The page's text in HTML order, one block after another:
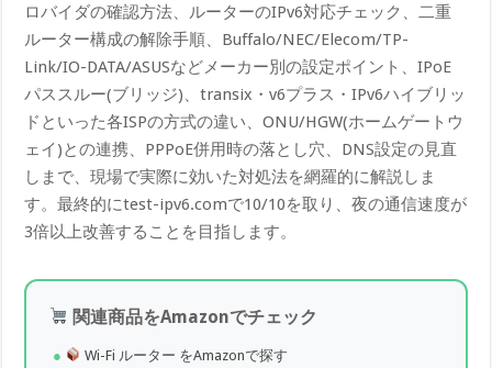
ロバイダの確認方法、ルーターのIPv6対応チェック、二重
ルーター構成の解除手順、Buffalo/NEC/Elecom/TP-
Link/IO-DATA/ASUSなどメーカー別の設定ポイント、IPoE
パススルー(ブリッジ)、transix・v6プラス・IPv6ハイブリッ
ドといった各ISPの方式の違い、ONU/HGW(ホームゲートウ
ェイ)との連携、PPPoE併用時の落とし穴、DNS設定の見直
しまで、現場で実際に効いた対処法を網羅的に解説しま
す。最終的にtest-ipv6.comで10/10を取り、夜の通信速度が
3倍以上改善することを目指します。
関連商品をAmazonでチェック
Wi-Fi ルーター をAmazonで探す